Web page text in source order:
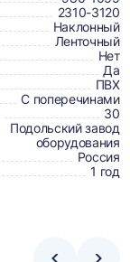
2310-3120
Наклонный
Ленточный
Нет
Да
ПВХ
С поперечинами
30
Подольский завод
оборудования
Россия
1 год